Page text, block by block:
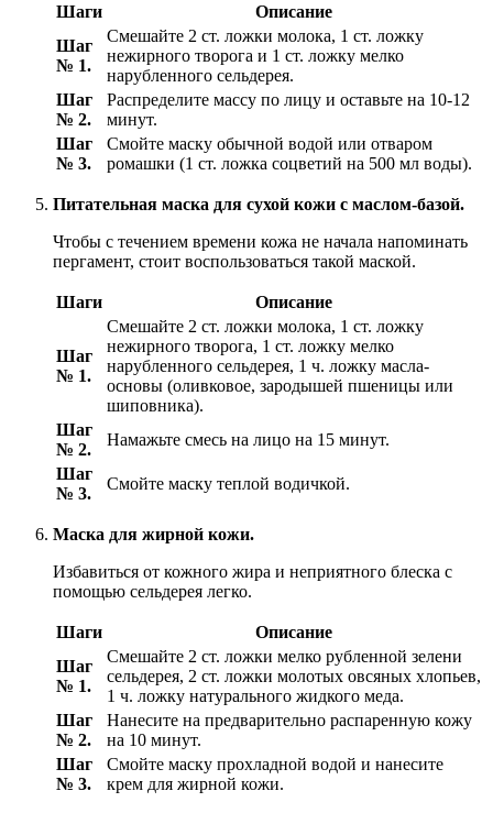
Шаги
Описание
Шаг
№ 1.
Смешайте 2 ст. ложки молока, 1 ст. ложку
нежирного творога и 1 ст. ложку мелко
нарубленного сельдерея.
Шаг
№ 2.
Распределите массу по лицу и оставьте на 10-12
минут.
Шаг
№ 3.
Смойте маску обычной водой или отваром
ромашки (1 ст. ложка соцветий на 500 мл воды).
Питательная маска для сухой кожи с маслом-базой.
Чтобы с течением времени кожа не начала напоминать
пергамент, стоит воспользоваться такой маской.
Шаги Описание
Шаг
№ 1.
Смешайте 2 ст. ложки молока, 1 ст. ложку
нежирного творога, 1 ст. ложку мелко
нарубленного сельдерея, 1 ч. ложку масла-
основы (оливковое, зародышей пшеницы или
шиповника).
Шаг
№ 2.
Намажьте смесь на лицо на 15 минут.
Шаг
№ 3.
Смойте маску теплой водичкой.
Маска для жирной кожи.
Избавиться от кожного жира и неприятного блеска с
помощью сельдерея легко.
Шаги
Описание
Шаг
№ 1.
Смешайте 2 ст. ложки мелко рубленной зелени
сельдерея, 2 ст. ложки молотых овсяных хлопьев,
1 ч. ложку натурального жидкого меда.
Шаг
№ 2.
Нанесите на предварительно распаренную кожу
на 10 минут.
Шаг
№ 3.
Смойте маску прохладной водой и нанесите
крем для жирной кожи.